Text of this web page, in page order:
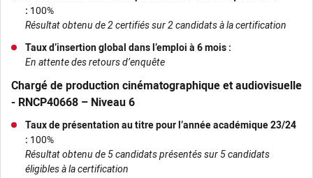
: 100%
Résultat obtenu de 2 certifiés sur 2 candidats à la certification
Taux d’insertion global dans l’emploi à 6 mois :
En attente des retours d’enquête
Chargé de production cinématographique et audiovisuelle
- RNCP40668 – Niveau 6
Taux de présentation au titre pour l’année académique 23/24
: 100%
Résultat obtenu de 5 candidats présentés sur 5 candidats
éligibles à la certification